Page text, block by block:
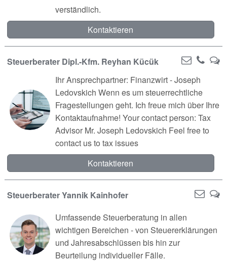
verständlich.
Kontaktieren
Steuerberater Dipl.-Kfm. Reyhan Kücük
Ihr Ansprechpartner: Finanzwirt - Joseph
Ledovskich Wenn es um steuerrechtliche
Fragestellungen geht. Ich freue mich über Ihre
Kontaktaufnahme! Your contact person: Tax
Advisor Mr. Joseph Ledovskich Feel free to
contact us to tax issues
Kontaktieren
Steuerberater Yannik Kainhofer
Umfassende Steuerberatung in allen
wichtigen Bereichen - von Steuererklärungen
und Jahresabschlüssen bis hin zur
Beurteilung individueller Fälle.